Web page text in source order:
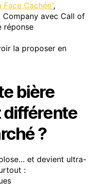
Face Cachée”,
Company avec Call of
réponse
la proposer en
bière
différente
?
et devient ultra-
: